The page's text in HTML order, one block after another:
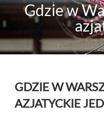
Gdzie w
GDZIE W
AZJATYCKIE